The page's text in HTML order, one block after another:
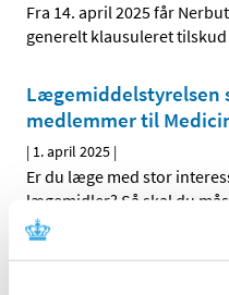
Fra 14. april 2025 får
generelt klausuleret
Lægemiddelstyrelsen
medlemmer til
| 1. april 2025 |
Er du læge med stor
lægemidler? Så skal du